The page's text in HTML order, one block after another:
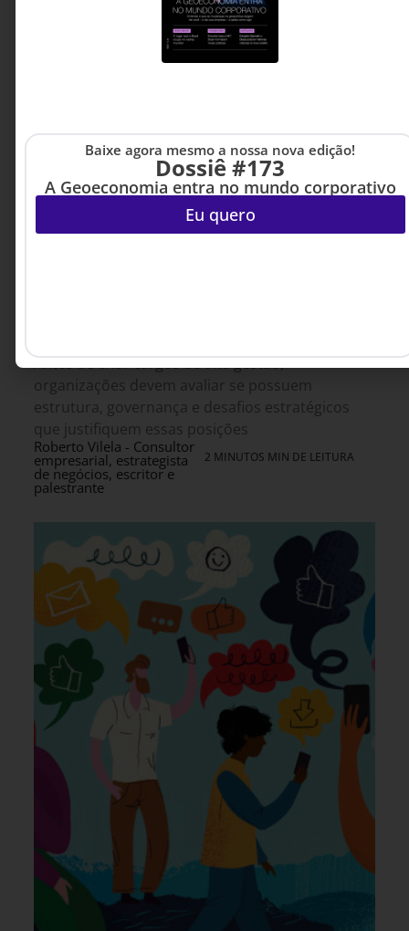
Antes de criar cargos de alta gestão,
organizações devem avaliar se possuem
estrutura, governança e desafios estratégicos
que justifiquem essas posições
Roberto Vilela - Consultor
empresarial, estrategista
de negócios, escritor e
palestrante
2 MINUTOS MIN DE LEITURA
Baixe agora mesmo a nossa nova edição!
Dossiê #173
A Geoeconomia entra no mundo corporativo
Eu quero